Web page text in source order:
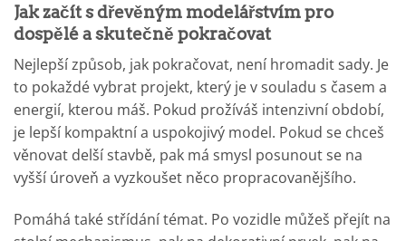
Jak začít s dřevěným modelářstvím pro
dospělé a skutečně pokračovat
Nejlepší způsob, jak pokračovat, není hromadit sady. Je
to pokaždé vybrat projekt, který je v souladu s časem a
energií, kterou máš. Pokud prožíváš intenzivní období,
je lepší kompaktní a uspokojivý model. Pokud se chceš
věnovat delší stavbě, pak má smysl posunout se na
vyšší úroveň a vyzkoušet něco propracovanějšího.
Pomáhá také střídání témat. Po vozidle můžeš přejít na